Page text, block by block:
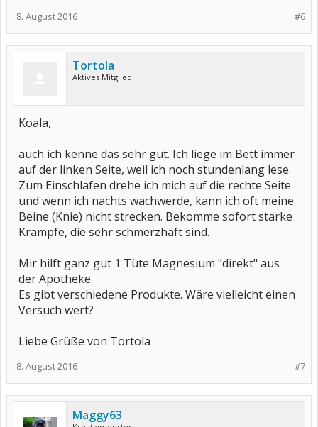
#6
8. August 2016
Tortola
Aktives Mitglied
Koala,
auch ich kenne das sehr gut. Ich liege im Bett immer
auf der linken Seite, weil ich noch stundenlang lese.
Zum Einschlafen drehe ich mich auf die rechte Seite
und wenn ich nachts wachwerde, kann ich oft meine
Beine (Knie) nicht strecken. Bekomme sofort starke
Krämpfe, die sehr schmerzhaft sind.
Mir hilft ganz gut 1 Tüte Magnesium "direkt" aus
der Apotheke.
Es gibt verschiedene Produkte. Wäre vielleicht einen
Versuch wert?
Liebe Grüße von Tortola
#7
8. August 2016
Maggy63